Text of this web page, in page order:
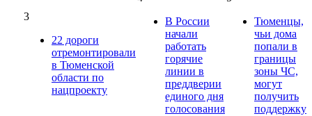
3
22 дороги
отремонтировали
в Тюменской
области по
нацпроекту
В России
начали
работать
горячие
линии в
преддверии
единого дня
голосования
Тюменцы,
чьи дома
попали в
границы
зоны ЧС,
могут
получить
поддержку